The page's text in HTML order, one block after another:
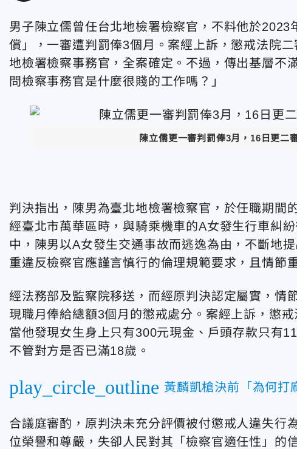
男子陳立儒曾任台北地檢署檢察官，不料他於
償」，一審遭判罰俸3個月。案經上訴，懲戒法院
地檢署檢察事務官，全案確定。不過，傳出基層不
問檢察事務官是什麼很賤的工作嗎？」
陳立儒更一審判罰俸3月，16日更二
判決指出，陳男為臺北地檢署檢察官，於任職期間
經臺北市萬華區時，與騎乘機車的A女發生行車糾
中，陳男以A女發生交通事故而逃逸為由，不斷地
重違反檢察官應謹言慎行的倫理規範要求，且情節
經法務部及監察院移送，而經原判決認定屬實，情
現職月俸給總額3個月的懲戒處分。案經上訴，懲
當他發現女生身上只有300元現金、戶頭存款只有
不管對方是否已滿18歲。
play_circle_outline 黃麟凱槍決前「為何
合議庭審酌，原判決未充分評價被付懲戒人違失行
位榮譽和尊嚴，失卻人民對其「檢察官適任性」的